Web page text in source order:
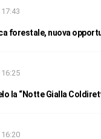
forestale, nuova
la “Notte Gialla